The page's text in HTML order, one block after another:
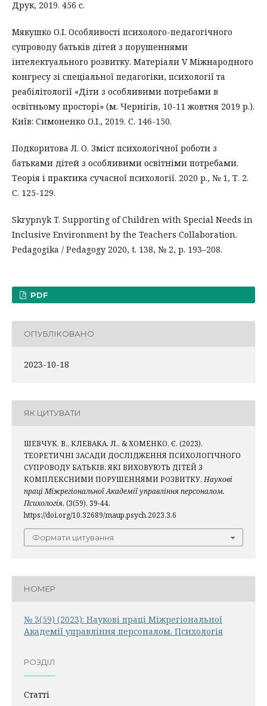
Друк, 2019. 456 с.
Мякушко О.І. Особливості психолого-педагогічного
супроводу батьків дітей з порушеннями
інтелектуального розвитку. Матеріали V Міжнародного
конгресу зі спеціальної педагогіки, психології та
реабілітології «Діти з особливими потребами в
освітньому просторі» (м. Чернігів, 10-11 жовтня 2019 р.).
Київ: Симоненко О.І., 2019. С. 146-150.
Подкоритова Л. О. Зміст психологічної роботи з
батьками дітей з особливими освітніми потребами.
Теорія і практика сучасної психології. 2020 р., № 1, Т. 2.
С. 125-129.
Skrypnyk T. Supporting of Children with Special Needs in
Inclusive Environment by the Teachers Collaboration.
Pedagogika / Pedagogy 2020, t. 138, № 2, p. 193–208.
PDF
ОПУБЛІКОВАНО
2023-10-18
ЯК ЦИТУВАТИ
ШЕВЧУК, В., КЛЕВАКА, Л., & ХОМЕНКО, Є. (2023).
ТЕОРЕТИЧНІ ЗАСАДИ ДОСЛІДЖЕННЯ ПСИХОЛОГІЧНОГО
СУПРОВОДУ БАТЬКІВ, ЯКІ ВИХОВУЮТЬ ДІТЕЙ З
КОМПЛЕКСНИМИ ПОРУШЕННЯМИ РОЗВИТКУ. Наукові
праці Міжрегіональної Академії управління персоналом.
Психологія, (3(59), 39-44.
https://doi.org/10.32689/maup.psych.2023.3.6
Формати цитування
НОМЕР
№ 3(59) (2023): Наукові праці Міжрегіональної
Академії управління персоналом. Психологія
РОЗДІЛ
Статті